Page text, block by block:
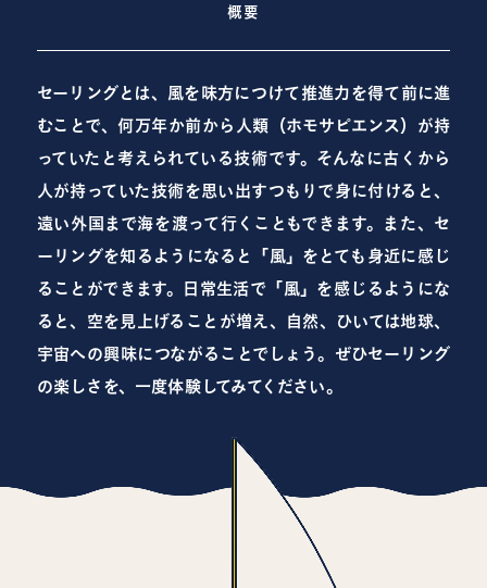
概要
セーリングとは、風を味方につけて推進力を得て前に進
むことで、何万年か前から人類（ホモサピエンス）が持
っていたと考えられている技術です。そんなに古くから
人が持っていた技術を思い出すつもりで身に付けると、
遠い外国まで海を渡って行くこともできます。また、セ
ーリングを知るようになると「風」をとても身近に感じ
ることができます。日常生活で「風」を感じるようにな
ると、空を見上げることが増え、自然、ひいては地球、
宇宙への興味につながることでしょう。ぜひセーリング
の楽しさを、一度体験してみてください。